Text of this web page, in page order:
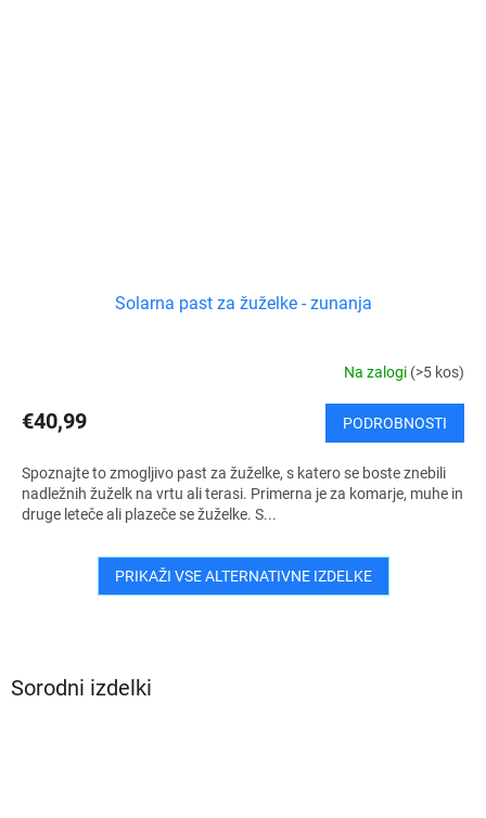
Sorodni izdelki
Solarna past za žuželke - zunanja
Na zalogi (>5 kos)
€40,99 PODROBNOSTI
Spoznajte to zmogljivo past za žuželke, s katero se boste znebili
nadležnih žuželk na vrtu ali terasi. Primerna je za komarje, muhe in
druge leteče ali plazeče se žuželke. S...
PRIKAŽI VSE ALTERNATIVNE IZDELKE